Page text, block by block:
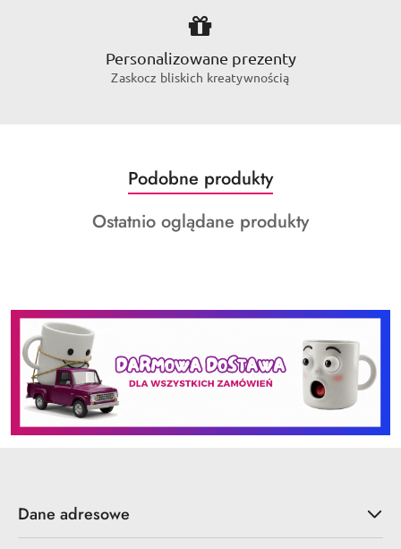
Personalizowane prezenty
Zaskocz bliskich kreatywnością
Pomiń karuzelę produktów
Produkty
o
statusie:
Podobne produkty
Produkty
Ostatnio oglądane produkty
Dane adresowe